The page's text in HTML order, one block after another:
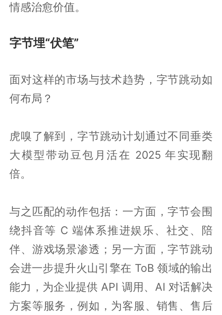
情感治愈价值。
字节埋“伏笔”
面对这样的市场与技术趋势，字节跳动如
何布局？
虎嗅了解到，字节跳动计划通过不同垂类
大模型带动豆包月活在 2025 年实现翻
倍。
与之匹配的动作包括：一方面，字节会围
绕抖音等 C 端体系推进娱乐、社交、陪
伴、游戏场景渗透；另一方面，字节跳动
会进一步提升火山引擎在 ToB 领域的输出
能力，为企业提供 API 调用、AI 对话解决
方案等服务，例如，为客服、销售、售后